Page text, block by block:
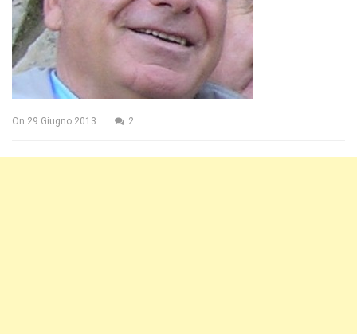
On 29 Giugno 2013 2